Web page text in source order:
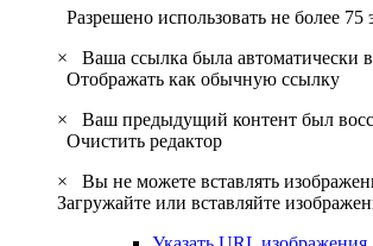
Разрешено использовать не более 75
×
Ваша ссылка была автоматически
Отображать как обычную ссылку
×
Ваш предыдущий контент был
Очистить редактор
×
Вы не можете вставлять
Загружайте или вставляйте